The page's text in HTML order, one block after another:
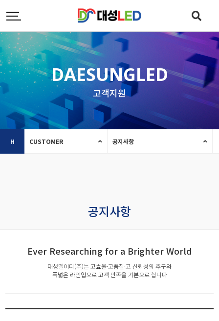
DAESUNGLED
고객지원
H CUSTOMER 공지사항
공지사항
Ever Researching for a Brighter World
대성엘이디(주)는 고효율·고품질·고 신뢰성의 추구와
폭넓은 라인업으로 고객 만족을 기본으로 합니다